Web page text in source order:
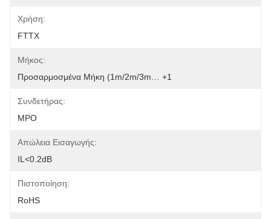
Χρήση:
FTTX
Μήκος:
Προσαρμοσμένα Μήκη (1m/2m/3m… +1
Συνδετήρας:
MPO
Απώλεια Εισαγωγής:
IL<0.2dB
Πιστοποίηση:
RoHS